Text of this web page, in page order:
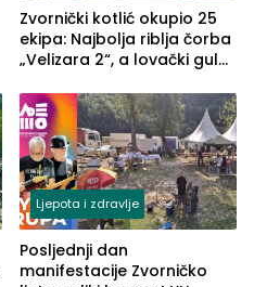
Zvornički kotlić okupio 25
ekipa: Najbolja riblja čorba
„Velizara 2“, a lovački gulaš
Ljepota i zdravlje
Posljednji dan
manifestacije Zvorničko